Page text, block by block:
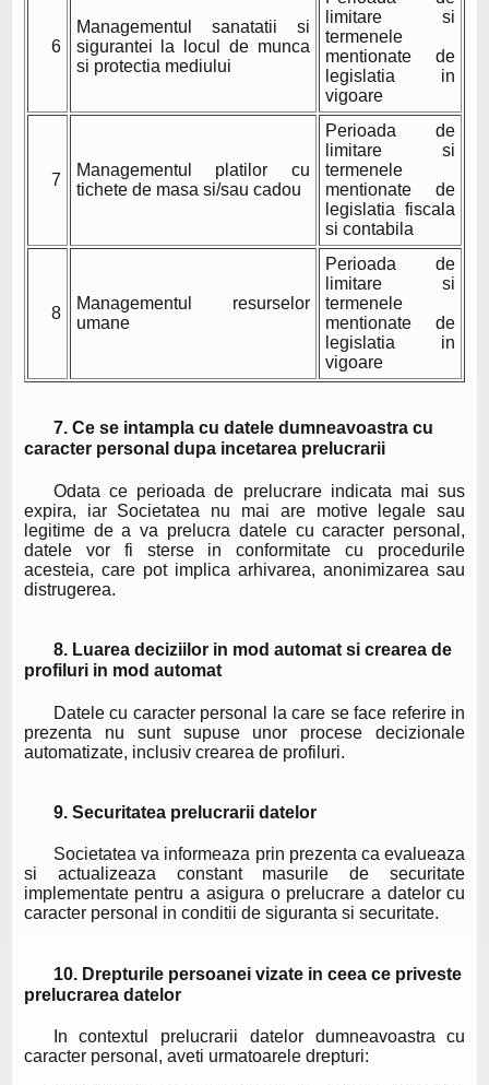
6
Managementul sanatatii si
sigurantei la locul de munca
si protectia mediului
limitare si
termenele
mentionate de
legislatia in
vigoare
7
Managementul platilor cu
tichete de masa si/sau cadou
Perioada de
limitare si
termenele
mentionate de
legislatia fiscala
si contabila
8
Managementul resurselor
umane
Perioada de
limitare si
termenele
mentionate de
legislatia in
vigoare
7. Ce se intampla cu datele dumneavoastra cu
caracter personal dupa incetarea prelucrarii
Odata ce perioada de prelucrare indicata mai sus
expira, iar Societatea nu mai are motive legale sau
legitime de a va prelucra datele cu caracter personal,
datele vor fi sterse in conformitate cu procedurile
acesteia, care pot implica arhivarea, anonimizarea sau
distrugerea.
8. Luarea deciziilor in mod automat si crearea de
profiluri in mod automat
Datele cu caracter personal la care se face referire in
prezenta nu sunt supuse unor procese decizionale
automatizate, inclusiv crearea de profiluri.
9. Securitatea prelucrarii datelor
Societatea va informeaza prin prezenta ca evalueaza
si actualizeaza constant masurile de securitate
implementate pentru a asigura o prelucrare a datelor cu
caracter personal in conditii de siguranta si securitate.
10. Drepturile persoanei vizate in ceea ce priveste
prelucrarea datelor
In contextul prelucrarii datelor dumneavoastra cu
caracter personal, aveti urmatoarele drepturi: